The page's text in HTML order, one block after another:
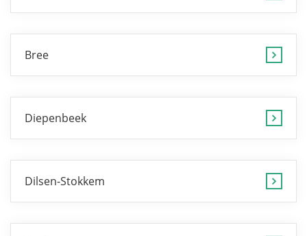
Bree
Diepenbeek
Dilsen-Stokkem